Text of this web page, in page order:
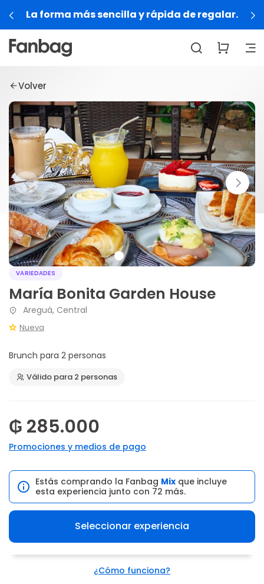
La forma más sencilla y rápida de regalar.
Volver
VARIEDADES
María Bonita Garden House
Areguá, Central
Nueva
Brunch para 2 personas
Válido para 2 personas
₲ 285.000
Promociones y medios de pago
Estás comprando la Fanbag Mix que incluye
esta experiencia junto con 72 más.
Seleccionar experiencia
¿Cómo funciona?